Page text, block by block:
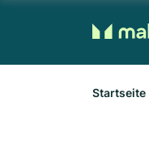
Startseite